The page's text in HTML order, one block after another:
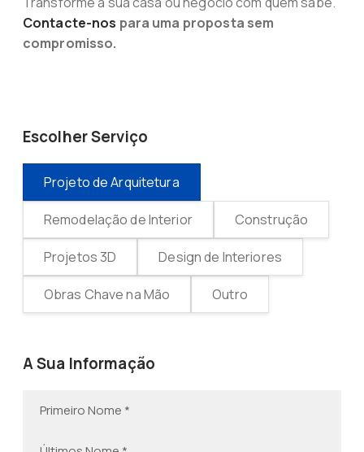
Contacte-nos para uma proposta sem
compromisso.
Escolher Serviço
Projeto de Arquitetura
Remodelação de Interior Construção
Projetos 3D Design de Interiores
Obras Chave na Mão Outro
A Sua Informação